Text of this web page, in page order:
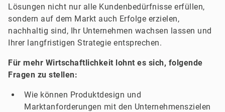
Lösungen nicht nur alle Kundenbedürfnisse erfüllen,
sondern auf dem Markt auch Erfolge erzielen,
nachhaltig sind, Ihr Unternehmen wachsen lassen und
Ihrer langfristigen Strategie entsprechen.
Für mehr Wirtschaftlichkeit lohnt es sich, folgende
Fragen zu stellen:
Wie können Produktdesign und
Marktanforderungen mit den Unternehmenszielen